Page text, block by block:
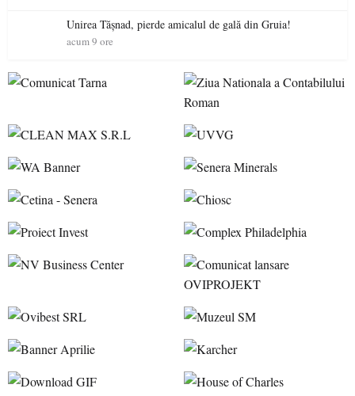
Unirea Tășnad, pierde amicalul de gală din Gruia!
acum 9 ore